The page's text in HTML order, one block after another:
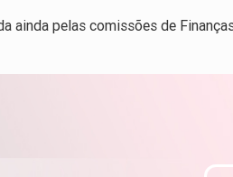
ainda pelas comissões de